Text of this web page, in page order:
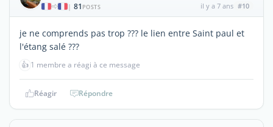
| 81 POSTS il y a 7 ans #10
je ne comprends pas trop ??? le lien entre Saint paul et
l'étang salé ???
👍 1 membre a réagi à ce message
Réagir Répondre